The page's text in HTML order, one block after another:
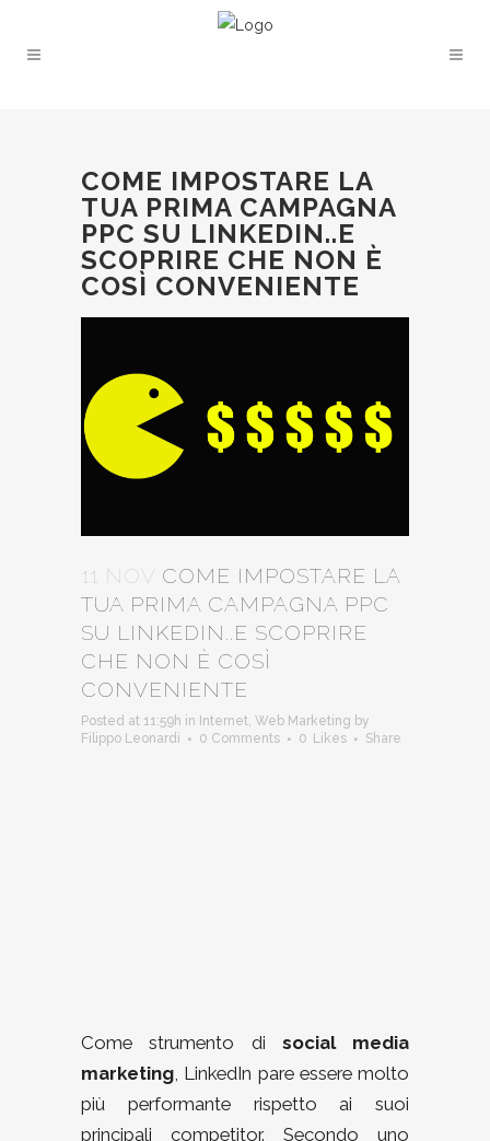
COME IMPOSTARE LA
TUA PRIMA CAMPAGNA
PPC SU LINKEDIN..E
SCOPRIRE CHE NON È
COSÌ CONVENIENTE
11 NOV
COME IMPOSTARE LA
TUA PRIMA CAMPAGNA PPC
SU LINKEDIN..E SCOPRIRE
CHE NON È COSÌ
CONVENIENTE
Posted at 11:59h in Internet, Web Marketing by
Filippo Leonardi
0 Comments 0 Likes Share
Come strumento di social media
marketing , LinkedIn pare essere molto
più performante rispetto ai suoi
principali competitor. Secondo uno